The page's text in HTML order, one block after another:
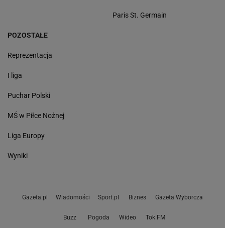
Paris St. Germain
POZOSTAŁE
Reprezentacja
I liga
Puchar Polski
MŚ w Piłce Nożnej
Liga Europy
Wyniki
Gazeta.pl Wiadomości Sport.pl Biznes Gazeta Wyborcza
Buzz Pogoda Wideo Tok.FM